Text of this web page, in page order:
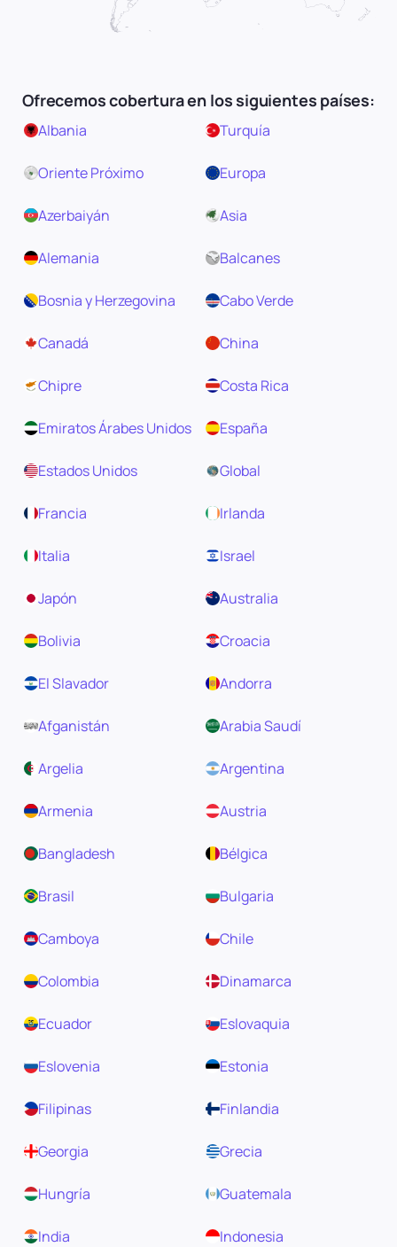
Ofrecemos cobertura en los siguientes países:
Albania Turquía
Oriente Próximo Europa
Azerbaiyán Asia
Alemania Balcanes
Bosnia y Herzegovina Cabo Verde
Canadá China
Chipre Costa Rica
Emiratos Árabes Unidos España
Estados Unidos Global
Francia Irlanda
Italia Israel
Japón Australia
Bolivia Croacia
El Slavador Andorra
Afganistán Arabia Saudí
Argelia Argentina
Armenia Austria
Bangladesh Bélgica
Brasil Bulgaria
Camboya Chile
Colombia Dinamarca
Ecuador Eslovaquia
Eslovenia Estonia
Filipinas Finlandia
Georgia Grecia
Hungría Guatemala
India Indonesia